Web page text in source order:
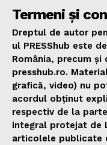
Termeni și
Dreptul de autor
ul PRESShub este
România, precum
presshub.ro.
grafică, video) nu
acordul obținut
respectiv de la
integral protejat de
articolele publicate